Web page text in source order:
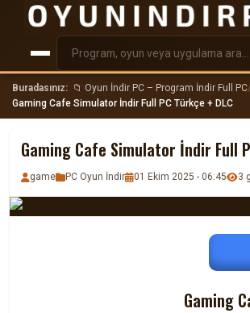
Buradasınız: 📁 Oyun İndir PC – Program İndir Full PC
Gaming Cafe Simulator İndir Full PC Türkçe + DLC
Gaming Cafe Simulator İndir Full
game PC Oyun İndir 01 Ekim 2025 - 06:45 3
Gaming